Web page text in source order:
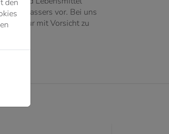
Wassers vor. Bei uns
nur mit Vorsicht zu
den